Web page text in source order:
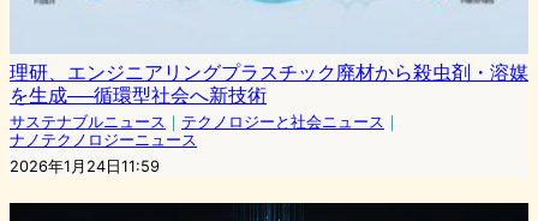
理研、エンジニアリングプラスチック廃材から殺虫剤・溶媒
を生成──循環型社会へ新技術
サステナブルニュース ｜ テクノロジーと社会ニュース ｜
ナノテクノロジーニュース
2026年1月24日11:59